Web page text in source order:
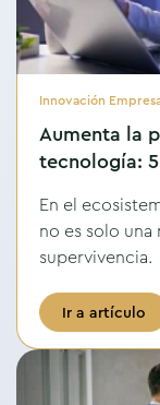
Innovación
Aumenta la
tecnología:
En el
no es solo una
supervivencia.
Ir a artículo